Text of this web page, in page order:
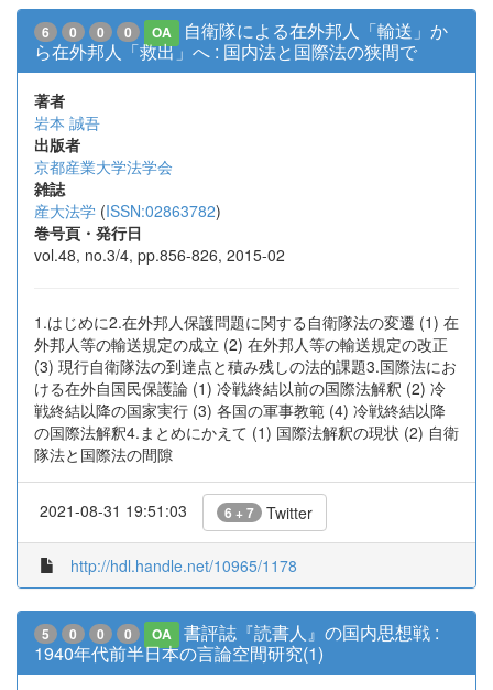
6 0 0 0 OA
自衛隊による在外邦人「輸送」か
ら在外邦人「救出」へ : 国内法と国際法の狭間で
著者
岩本 誠吾
出版者
京都産業大学法学会
雑誌
産大法学 (ISSN:02863782)
巻号頁・発行日
vol.48, no.3/4, pp.856-826, 2015-02
1.はじめに2.在外邦人保護問題に関する自衛隊法の変遷 (1) 在
外邦人等の輸送規定の成立 (2) 在外邦人等の輸送規定の改正
(3) 現行自衛隊法の到達点と積み残しの法的課題3.国際法にお
ける在外自国民保護論 (1) 冷戦終結以前の国際法解釈 (2) 冷
戦終結以降の国家実行 (3) 各国の軍事教範 (4) 冷戦終結以降
の国際法解釈4.まとめにかえて (1) 国際法解釈の現状 (2) 自衛
隊法と国際法の間隙
2021-08-31 19:51:03 6 + 7 Twitter
http://hdl.handle.net/10965/1178
5 0 0 0 OA
書評誌『読書人』の国内思想戦 :
1940年代前半日本の言論空間研究(1)